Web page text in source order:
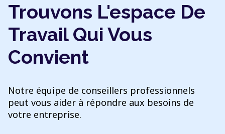
Trouvons L'espace De
Travail Qui Vous
Convient
Notre équipe de conseillers professionnels
peut vous aider à répondre aux besoins de
votre entreprise.